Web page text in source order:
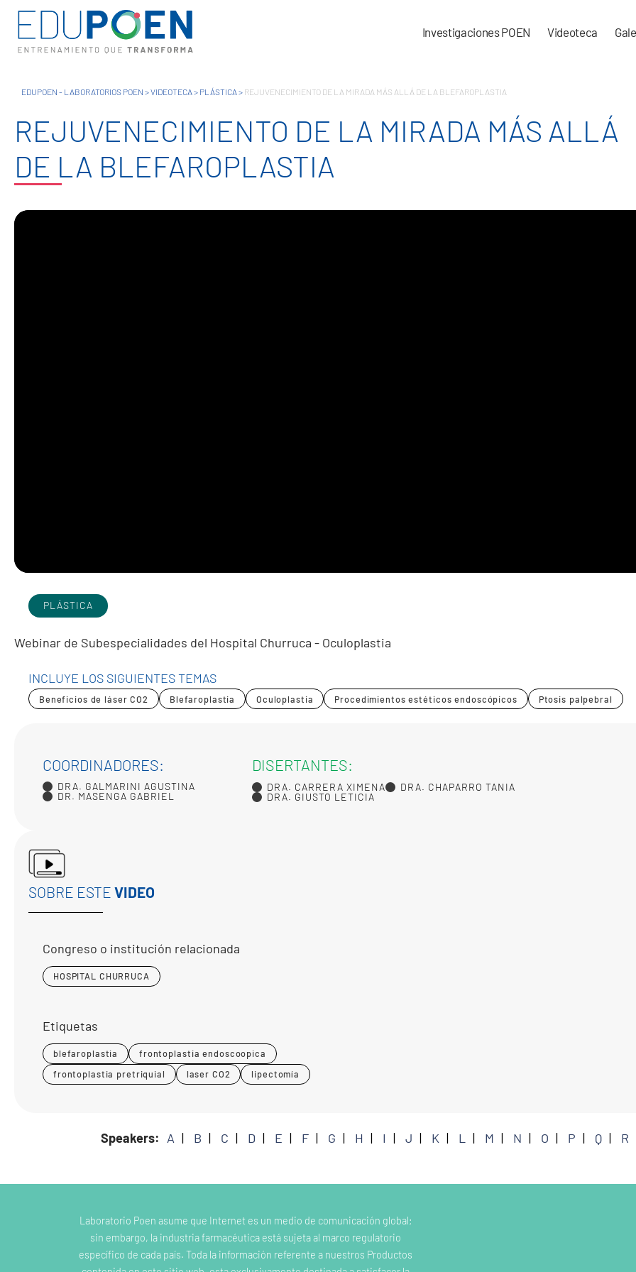
Investigaciones POEN Videoteca
EDUPOEN - LABORATORIOS POEN >VIDEOTECA> PLÁSTICA> REJUVENECIMIENTO DE LA MIRADA MÁS ALLÁ DE LA BLEFAROPLASTIA
REJUVENECIMIENTO DE LA MIRADA MÁS ALLÁ
DE LA BLEFAROPLASTIA
PLÁSTICA
Webinar de Subespecialidades del Hospital Churruca - Oculoplastia
INCLUYE LOS SIGUIENTES TEMAS
Beneficios de láser CO2 Blefaroplastia Oculoplastia Procedimientos estéticos endoscópicos Ptosis palpebral
COORDINADORES:
DRA. GALMARINI AGUSTINA
DR. MASENGA GABRIEL
DISERTANTES:
DRA. CARRERA XIMENA
DRA. CHAPARRO TANIA
DRA. GIUSTO LETICIA
SOBRE ESTE VIDEO
Congreso o institución relacionada
HOSPITAL CHURRUCA
Etiquetas
blefaroplastia
frontoplastia endoscoopica
frontoplastia pretriquial
laser CO2 lipectomía
Speakers: A B C D E F G H I J K L M N O P Q R
Laboratorio Poen asume que Internet es un medio de comunicación global;
sin embargo, la industria farmacéutica está sujeta al marco regulatorio
específico de cada país. Toda la información referente a nuestros Productos